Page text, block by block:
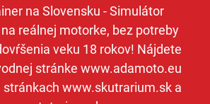
na Slovensku - Simulátor
reálnej motorke, bez potreby
veku 18 rokov! Nájdete
stránke www.adamoto.eu
stránkach www.skutrarium.sk a